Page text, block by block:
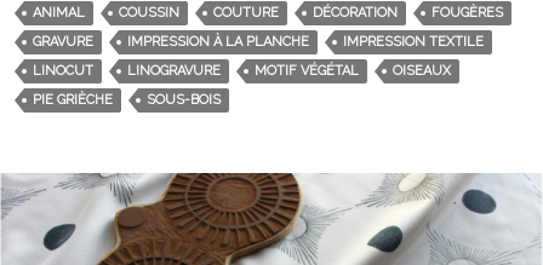
ANIMAL COUSSIN COUTURE DÉCORATION
FOUGÈRES
GRAVURE
IMPRESSION À LA PLANCHE
IMPRESSION TEXTILE
LINOCUT
LINOGRAVURE MOTIF VÉGÉTAL
OISEAUX
PIE GRIÈCHE
SOUS-BOIS